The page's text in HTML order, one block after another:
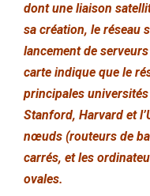
dont une liaison
sa création, le réseau
lancement de
carte indique que le
principales
Stanford, Harvard et
nœuds (routeurs de
carrés, et les
ovales.